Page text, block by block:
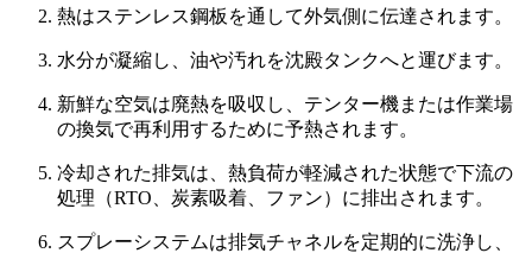
熱はステンレス鋼板を通して外気側に伝達されます。
水分が凝縮し、油や汚れを沈殿タンクへと運びます。
新鮮な空気は廃熱を吸収し、テンター機または作業場
の換気で再利用するために予熱されます。
冷却された排気は、熱負荷が軽減された状態で下流の
処理（RTO、炭素吸着、ファン）に排出されます。
スプレーシステムは排気チャネルを定期的に洗浄し、